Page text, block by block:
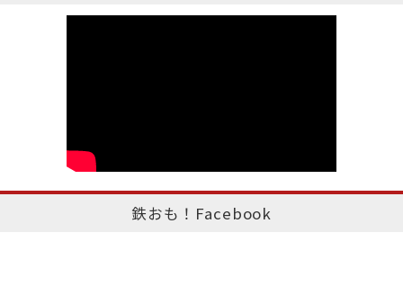
鉄おも！Facebook